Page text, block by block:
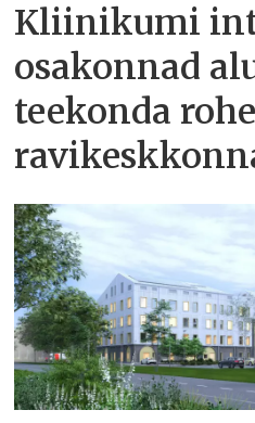
Kliinikumi
osakonnad
teekonda